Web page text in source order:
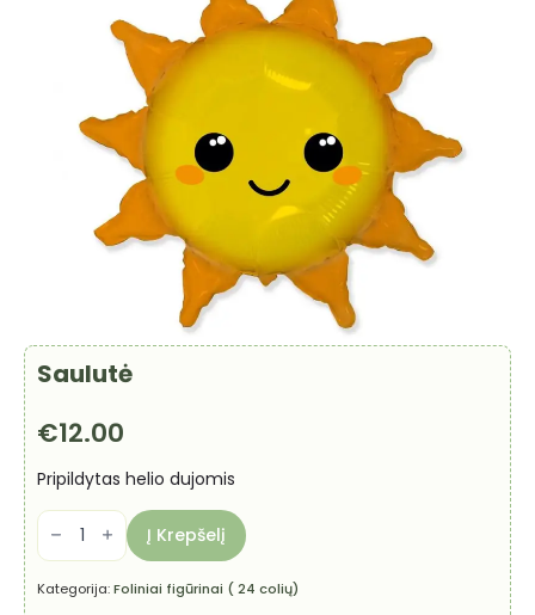
Saulutė
€12.00
Pripildytas helio dujomis
produkto
kiekis:
Saulutė
Į Krepšelį
Kategorija:Foliniai figūrinai ( 24 colių)